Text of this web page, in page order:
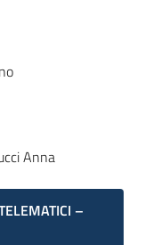
no
Anna
–